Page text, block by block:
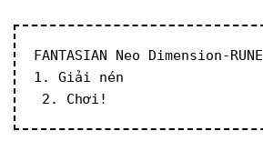
FANTASIAN Neo Dimension-RUNE
1. Giải nén
2. Chơi!